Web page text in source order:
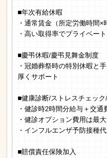
■年次有給休暇
・通常賃金（所定労働時間×
・高い取得率でプライベー
■慶弔休暇/慶弔見舞金制度
・冠婚葬祭時の特別休暇と
厚くサポート
■健康診断/ストレスチェッ
・健診時2時間分給与＋交通
・健診オプション費用は最
・インフルエンザ予防接種
■賠償責任保険加入